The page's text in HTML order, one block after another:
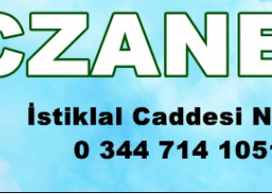
HAFIZLIK KIZ KUR’AN KURSU
DARENDE GEZISI.